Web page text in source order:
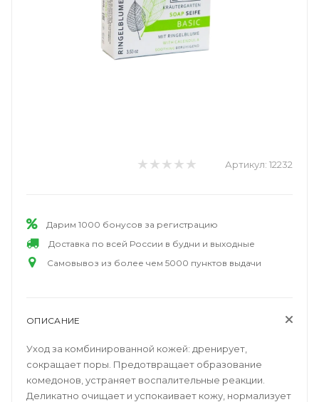
Артикул: 12232
Дарим 1000 бонусов за регистрацию
Доставка по всей России в будни и выходные
Самовывоз из более чем 5000 пунктов выдачи
ОПИСАНИЕ
Уход за комбинированной кожей: дренирует,
сокращает поры. Предотвращает образование
комедонов, устраняет воспалительные реакции.
Деликатно очищает и успокаивает кожу, нормализует